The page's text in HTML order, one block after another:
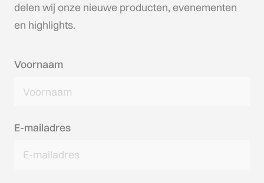
delen wij onze nieuwe producten, evenementen
en highlights.
Voornaam
E-mailadres